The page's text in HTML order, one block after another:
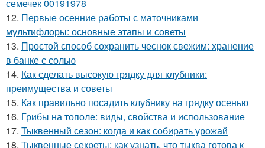
семечек 00191978
12. Первые осенние работы с маточниками
мультифлоры: основные этапы и советы
13. Простой способ сохранить чеснок свежим: хранение
в банке с солью
14. Как сделать высокую грядку для клубники:
преимущества и советы
15. Как правильно посадить клубнику на грядку осенью
16. Грибы на тополе: виды, свойства и использование
17. Тыквенный сезон: когда и как собирать урожай
18. Тыквенные секреты: как узнать, что тыква готова к